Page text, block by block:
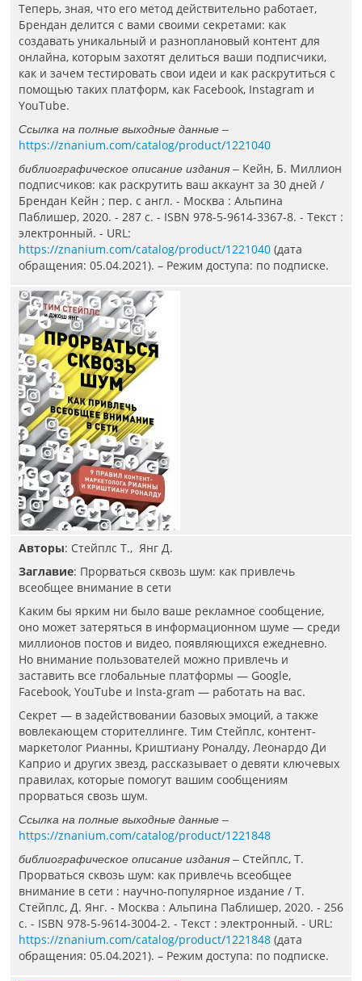
Теперь, зная, что его метод действительно работает,
Брендан делится с вами своими секретами: как
создавать уникальный и разноплановый контент для
онлайна, которым захотят делиться ваши подписчики,
как и зачем тестировать свои идеи и как раскрутиться с
помощью таких платформ, как Facebook, Instagram и
YouTube.
Ссылка на полные выходные данные –
https://znanium.com/catalog/product/1221040
библиографическое описание издания – Кейн, Б. Миллион
подписчиков: как раскрутить ваш аккаунт за 30 дней /
Брендан Кейн ; пер. с англ. - Москва : Альпина
Паблишер, 2020. - 287 с. - ISBN 978-5-9614-3367-8. - Текст :
электронный. - URL:
https://znanium.com/catalog/product/1221040 (дата
обращения: 05.04.2021). – Режим доступа: по подписке.
Авторы: Стейплс Т., Янг Д.
Заглавие: Прорваться сквозь шум: как привлечь
всеобщее внимание в сети
Каким бы ярким ни было ваше рекламное сообщение,
оно может затеряться в информационном шуме — среди
миллионов постов и видео, появляющихся ежедневно.
Но внимание пользователей можно привлечь и
заставить все глобальные платформы — Google,
Facebook, YouTube и Insta-gram — работать на вас.
Секрет — в задействовании базовых эмоций, а также
вовлекающем сторителлинге. Тим Стейплс, контент-
маркетолог Рианны, Криштиану Роналду, Леонардо Ди
Каприо и других звезд, рассказывает о девяти ключевых
правилах, которые помогут вашим сообщениям
прорваться свозь шум.
Ссылка на полные выходные данные –
https://znanium.com/catalog/product/1221848
библиографическое описание издания – Стейплс, Т.
Прорваться сквозь шум: как привлечь всеобщее
внимание в сети : научно-популярное издание / Т.
Стейплс, Д. Янг. - Москва : Альпина Паблишер, 2020. - 256
с. - ISBN 978-5-9614-3004-2. - Текст : электронный. - URL:
https://znanium.com/catalog/product/1221848 (дата
обращения: 05.04.2021). – Режим доступа: по подписке.